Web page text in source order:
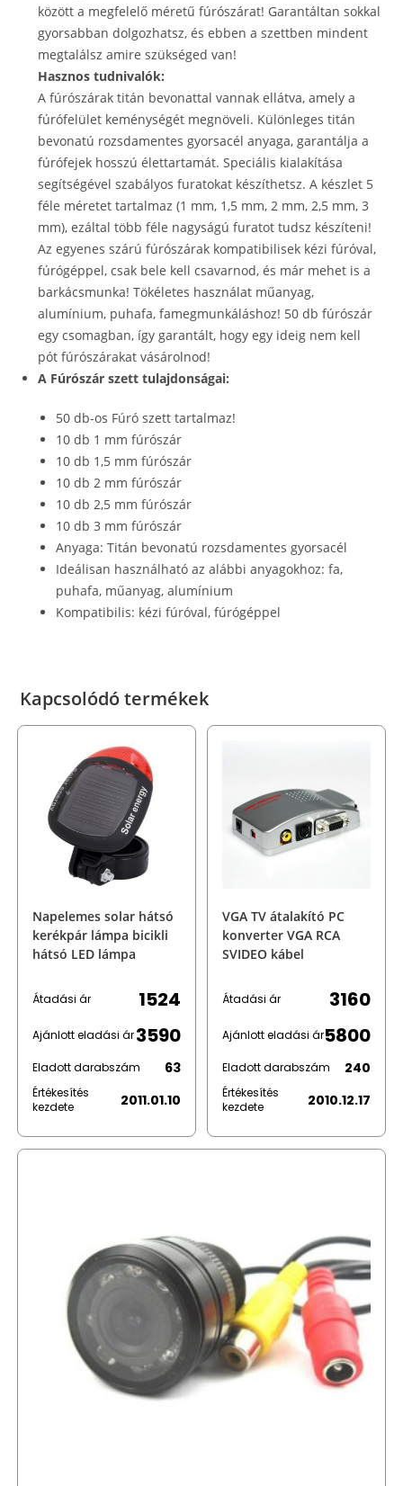
között a megfelelő méretű fúrószárat! Garantáltan sokkal
gyorsabban dolgozhatsz, és ebben a szettben mindent
megtalálsz amire szükséged van!
Hasznos tudnivalók:
A fúrószárak titán bevonattal vannak ellátva, amely a
fúrófelület keménységét megnöveli. Különleges titán
bevonatú rozsdamentes gyorsacél anyaga, garantálja a
fúrófejek hosszú élettartamát. Speciális kialakítása
segítségével szabályos furatokat készíthetsz. A készlet 5
féle méretet tartalmaz (1 mm, 1,5 mm, 2 mm, 2,5 mm, 3
mm), ezáltal több féle nagyságú furatot tudsz készíteni!
Az egyenes szárú fúrószárak kompatibilisek kézi fúróval,
fúrógéppel, csak bele kell csavarnod, és már mehet is a
barkácsmunka! Tökéletes használat műanyag,
alumínium, puhafa, famegmunkáláshoz! 50 db fúrószár
egy csomagban, így garantált, hogy egy ideig nem kell
pót fúrószárakat vásárolnod!
A Fúrószár szett tulajdonságai:
50 db-os Fúró szett tartalmaz!
10 db 1 mm fúrószár
10 db 1,5 mm fúrószár
10 db 2 mm fúrószár
10 db 2,5 mm fúrószár
10 db 3 mm fúrószár
Anyaga: Titán bevonatú rozsdamentes gyorsacél
Ideálisan használható az alábbi anyagokhoz: fa,
puhafa, műanyag, alumínium
Kompatibilis: kézi fúróval, fúrógéppel
Kapcsolódó termékek
Napelemes solar hátsó
kerékpár lámpa bicikli
hátsó LED lámpa
Átadási ár 1524
Ajánlott eladási ár3590
Eladott darabszám 63
Értékesítés
kezdete
2011.01.10
VGA TV átalakító PC
konverter VGA RCA
SVIDEO kábel
Átadási ár 3160
Ajánlott eladási ár5800
Eladott darabszám 240
Értékesítés
kezdete
2010.12.17